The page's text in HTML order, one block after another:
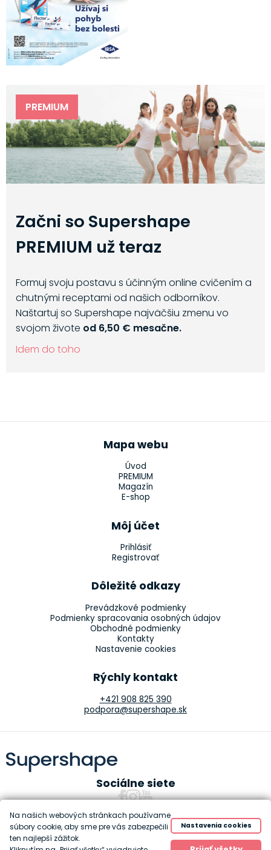
PREMIUM
Začni so Supershape
PREMIUM už teraz
Formuj svoju postavu s účinným online cvičením a
chutnými receptami od našich odborníkov.
Naštartuj so Supershape najväčšiu zmenu vo
svojom živote od 6,50 € mesačne.
Idem do toho
Mapa webu
Úvod
PREMIUM
Magazín
E-shop
Môj účet
Prihlásiť
Registrovať
Dôležité odkazy
Prevádzkové podmienky
Podmienky spracovania osobných údajov
Obchodné podmienky
Kontakty
Nastavenie cookies
Rýchly kontakt
+421 908 825 390
podpora@supershape.sk
Sociálne siete
Copyright 2010-2026 Supershape
Na našich webových stránkach používame
súbory cookie, aby sme pre vás zabezpečili
ten najlepší zážitok.
Nastavenia cookies